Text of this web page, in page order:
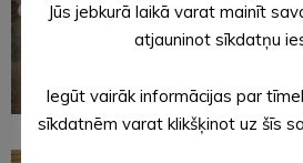
Jūs jebkurā laikā varat mainīt
atjauninot sīkdatņu
Iegūt vairāk informācijas par
sīkdatnēm varat klikšķinot uz šīs